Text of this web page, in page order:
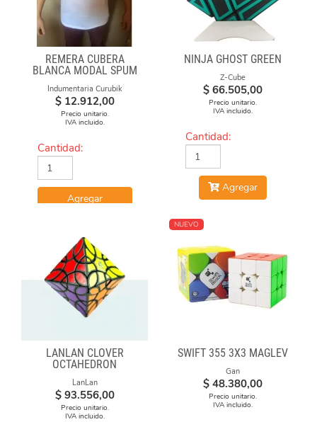
REMERA CUBERA
BLANCA MODAL SPUM
Indumentaria Curubik
$ 12.912,00
Precio unitario.
IVA incluido.
Cantidad:
Agregar
NINJA GHOST GREEN
Z-Cube
$ 66.505,00
Precio unitario.
IVA incluido.
Cantidad:
Agregar
LANLAN CLOVER
OCTAHEDRON
LanLan
$ 93.556,00
Precio unitario.
IVA incluido.
NUEVO
SWIFT 355 3X3 MAGLEV
Gan
$ 48.380,00
Precio unitario.
IVA incluido.